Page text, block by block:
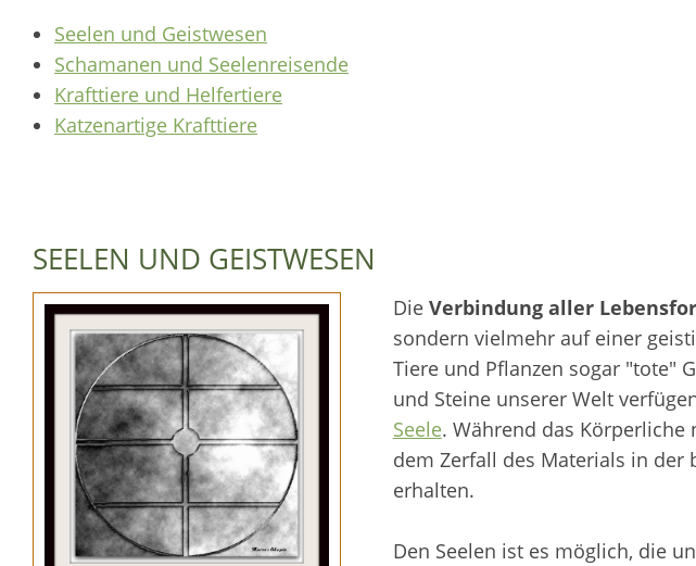
Seelen und Geistwesen
Schamanen und Seelenreisende
Krafttiere und Helfertiere
Katzenartige Krafttiere
SEELEN UND GEISTWESEN
Die Verbindung aller
sondern vielmehr auf einer
Tiere und Pflanzen sogar "tote"
und Steine unserer Welt
Seele. Während das Körperliche
dem Zerfall des Materials in der
erhalten.
Den Seelen ist es möglich, die